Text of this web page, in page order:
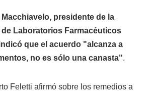
Macchiavelo, presidente de la
Laboratorios Farmacéuticos
que el acuerdo "alcanza a
no es sólo una canasta".
Feletti afirmó sobre los remedios a